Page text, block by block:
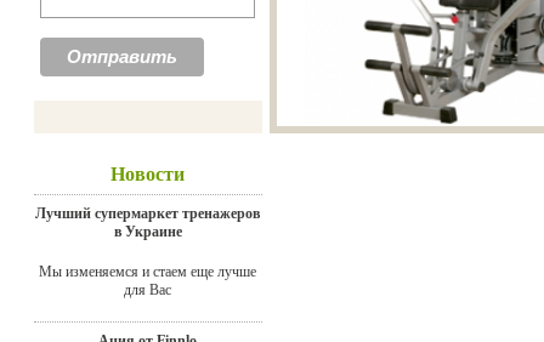
Новости
Лучший супермаркет тренажеров
в Украине
Мы изменяемся и стаем еще лучше
для Вас